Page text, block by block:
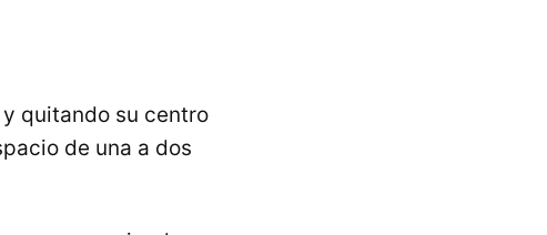
y quitando su centro
de una a dos